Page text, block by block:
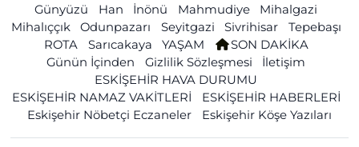
Günyüzü
Han İnönü Mahmudiye
Mihalgazi
Mihalıççık
Odunpazarı Seyitgazi Sivrihisar
Tepebaşı
ROTA
Sarıcakaya YAŞAM
SON DAKİKA
Günün İçinden
Gizlilik Sözleşmesi
İletişim
ESKİŞEHİR HAVA DURUMU
ESKİŞEHİR NAMAZ VAKİTLERİ
ESKİŞEHİR HABERLERİ
Eskişehir Nöbetçi Eczaneler
Eskişehir Köşe Yazıları